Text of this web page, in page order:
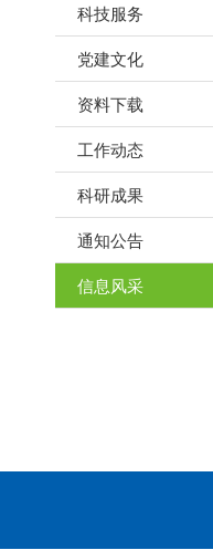
科技服务
党建文化
资料下载
工作动态
科研成果
通知公告
信息风采